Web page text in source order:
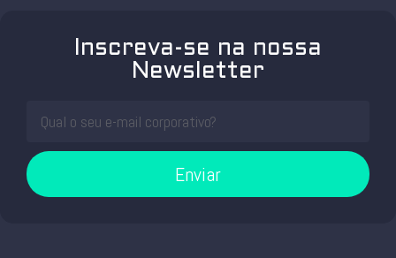
Inscreva-se na nossa
Newsletter
Enviar